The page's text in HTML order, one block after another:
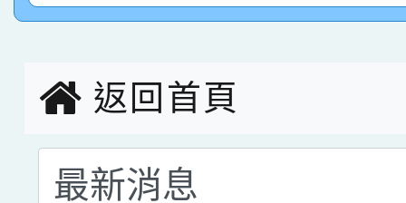
創客第三名。
返回首頁
選擇後頁面內容會更